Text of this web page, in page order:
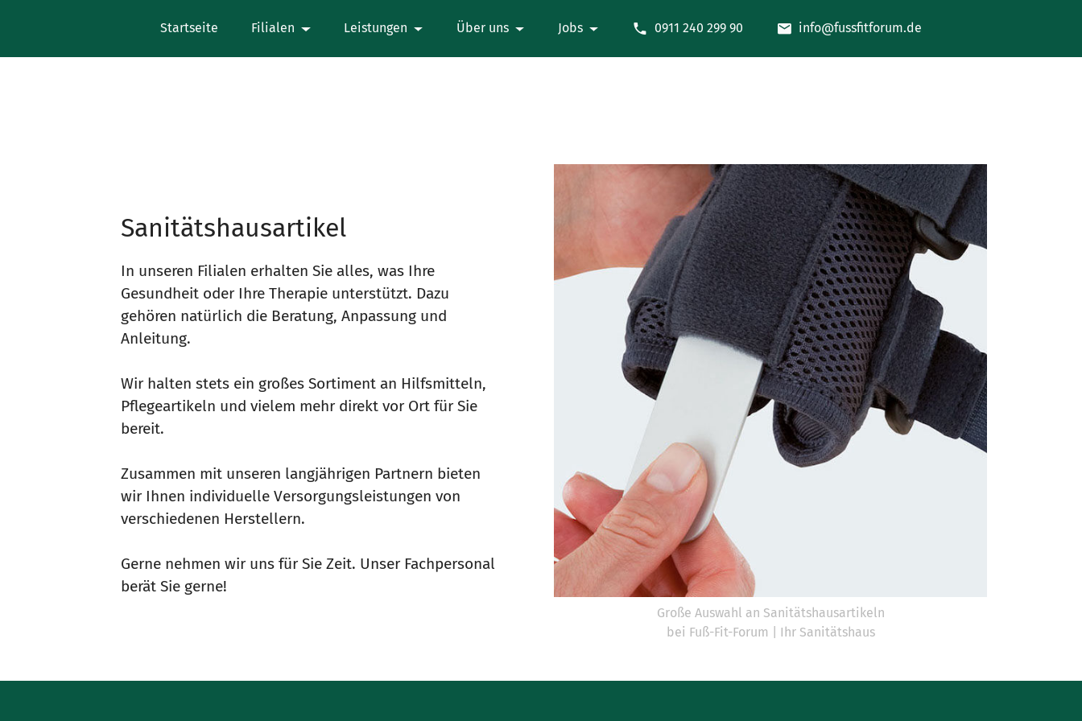
Startseite Filialen Leistungen Über uns Jobs 0911 240 299 90 info@fussfitforum.de
Große Auswahl an Sanitätshausartikeln
bei Fuß-Fit-Forum | Ihr Sanitätshaus
Sanitätshausartikel
In unseren Filialen erhalten Sie alles, was Ihre
Gesundheit oder Ihre Therapie unterstützt. Dazu
gehören natürlich die Beratung, Anpassung und
Anleitung.
Wir halten stets ein großes Sortiment an Hilfsmitteln,
Pflegeartikeln und vielem mehr direkt vor Ort für Sie
bereit.
Zusammen mit unseren langjährigen Partnern bieten
wir Ihnen individuelle Versorgungsleistungen von
verschiedenen Herstellern.
Gerne nehmen wir uns für Sie Zeit. Unser Fachpersonal
berät Sie gerne!